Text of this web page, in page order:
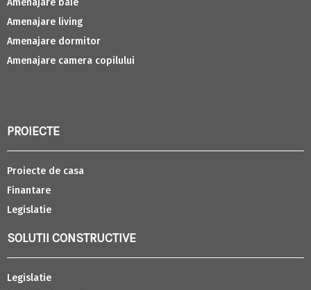
Amenajare living
Amenajare dormitor
Amenajare camera copilului
PROIECTE
Proiecte de casa
Finantare
Legislatie
SOLUTII CONSTRUCTIVE
Legislatie